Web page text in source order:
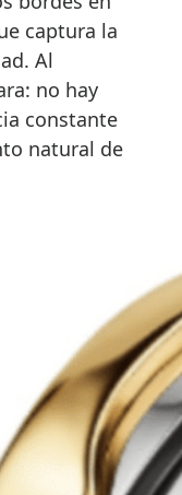
captura la
Al
no hay
constante
natural de